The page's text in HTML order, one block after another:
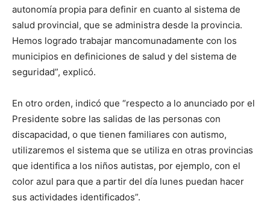
autonomía propia para definir en cuanto al sistema de
salud provincial, que se administra desde la provincia.
Hemos logrado trabajar mancomunadamente con los
municipios en definiciones de salud y del sistema de
seguridad”, explicó.
En otro orden, indicó que “respecto a lo anunciado por el
Presidente sobre las salidas de las personas con
discapacidad, o que tienen familiares con autismo,
utilizaremos el sistema que se utiliza en otras provincias
que identifica a los niños autistas, por ejemplo, con el
color azul para que a partir del día lunes puedan hacer
sus actividades identificados”.